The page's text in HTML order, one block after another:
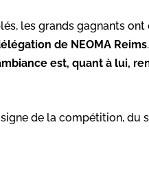
les grands gagnants
de NEOMA Reims
est, quant à lui,
de la compétition, du